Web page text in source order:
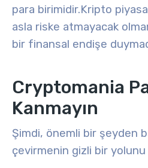
para birimidir.Kripto
asla riske atmayacak
bir finansal endişe
Cryptomania
Kanmayın
Şimdi, önemli bir şeyden
çevirmenin gizli bir yolunu